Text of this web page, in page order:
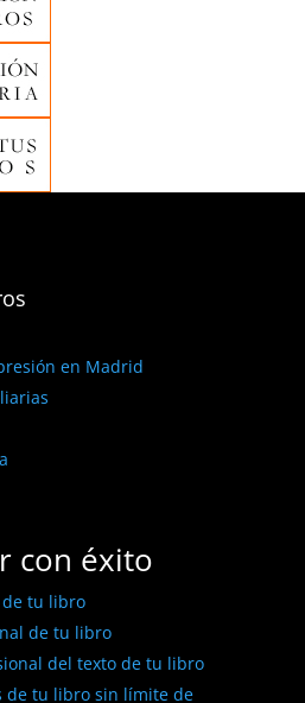
en Madrid
con éxito
tu libro
de tu libro
del texto de tu libro
de tu libro sin límite de